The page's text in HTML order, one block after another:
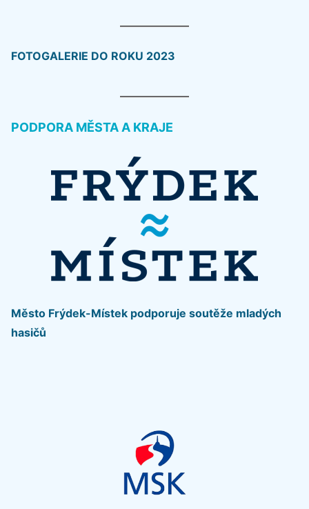
FOTOGALERIE DO ROKU 2023
PODPORA MĚSTA A KRAJE
Město Frýdek-Místek podporuje soutěže mladých
hasičů